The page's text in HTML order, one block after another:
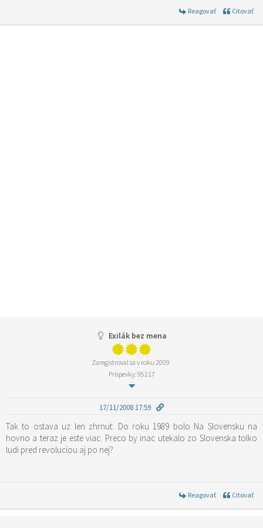
Reagovať Citovať
Exilák bez mena
Zaregistroval sa v roku 2009
Príspevky: 95217
17/11/2008 17:59
Tak to ostava uz len zhrnut: Do roku 1989 bolo Na Slovensku na
hovno a teraz je este viac. Preco by inac utekalo zo Slovenska tolko
ludi pred revoluciou aj po nej?
Reagovať Citovať